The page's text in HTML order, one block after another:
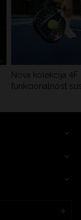
Nova kolekcija
funkcionalnost